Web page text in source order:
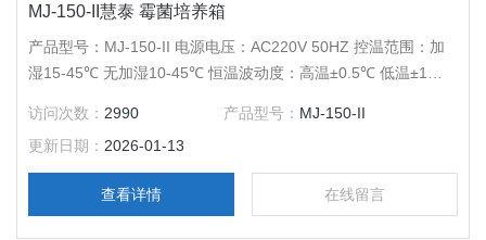
MJ-150-II慧泰 霉菌培养箱
产品型号：MJ-150-II 电源电压：AC220V 50HZ 控温范围：加
湿15-45℃ 无加湿10-45℃ 恒温波动度：高温±0.5℃ 低温±1℃
输出功率：1400W 工作室尺寸：480*390*780 外形尺寸：
605*625*1350 公称容积：150L 载物托架（标配）：3块
访问次数： 2990 产品型号： MJ-150-II
更新日期： 2026-01-13
查看详情 在线留言